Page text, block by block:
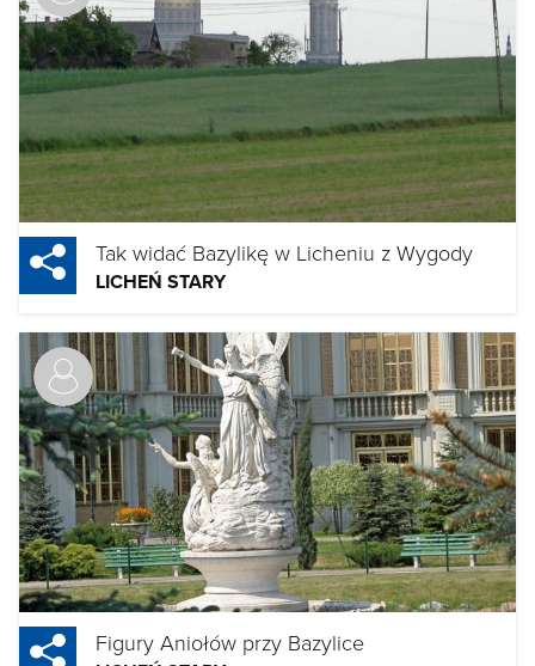
Tak widać Bazylikę w Licheniu z Wygody
LICHEŃ STARY
Figury Aniołów przy Bazylice